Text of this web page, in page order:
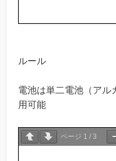
ルール
電池は単二電池（ア
用可能
ページ 1 / 3